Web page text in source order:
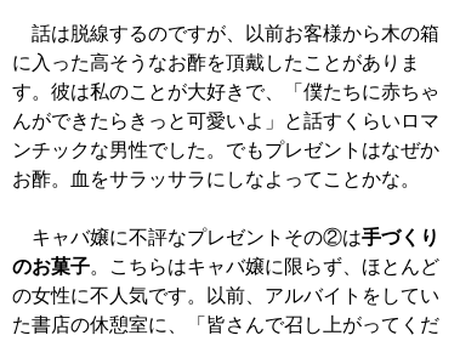
話は脱線するのですが、以前お客様から木の箱
に入った高そうなお酢を頂戴したことがありま
す。彼は私のことが大好きで、「僕たちに赤ちゃ
んができたらきっと可愛いよ」と話すくらいロマ
ンチックな男性でした。でもプレゼントはなぜか
お酢。血をサラッサラにしなよってことかな。
キャバ嬢に不評なプレゼントその②は手づくり
のお菓子。こちらはキャバ嬢に限らず、ほとんど
の女性に不人気です。以前、アルバイトをしてい
た書店の休憩室に、「皆さんで召し上がってくだ